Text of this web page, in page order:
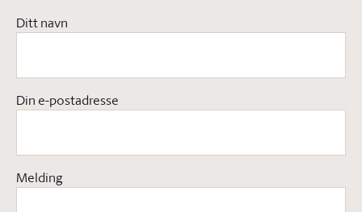
Ditt navn
Din e-postadresse
Melding